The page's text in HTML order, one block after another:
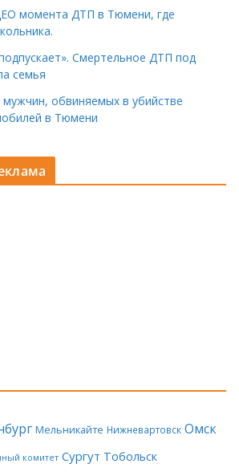
момента ДТП в Тюмени, где
Смертельное ДТП под
семья
мужчин, обвиняемых в убийстве
в Тюмени
Мельникайте Нижневартовск Омск
комитет Сургут Тобольск